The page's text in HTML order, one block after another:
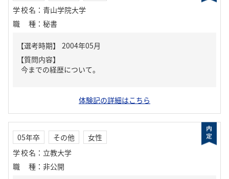
学校名 ： 青山学院大学
職種 ： 秘書
【質問内容】
今までの経歴について。
体験記の詳細はこちら
05年卒 その他
女性
学校名 ： 立教大学
職種 ： 非公開